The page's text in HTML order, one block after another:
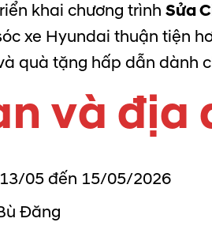
khai chương trình Sửa
xe Hyundai thuận tiện
quà tặng hấp dẫn dành
và địa
05 đến 15/05/2026
Đăng